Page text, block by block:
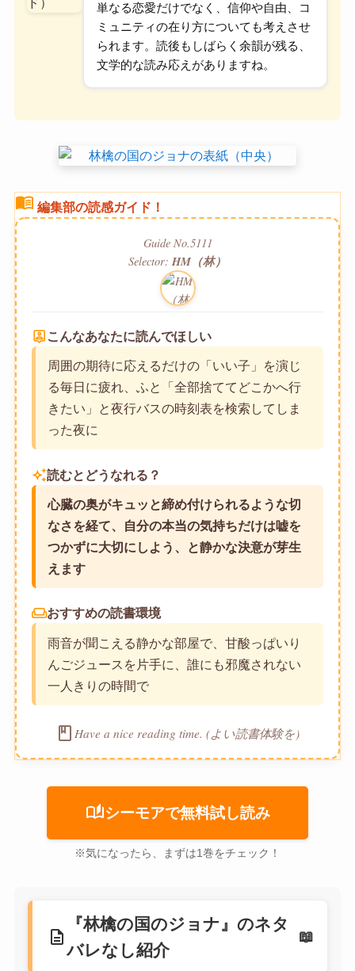
単なる恋愛だけでなく、信仰や自由、コ
ミュニティの在り方についても考えさせ
られます。読後もしばらく余韻が残る、
文学的な読み応えがありますね。
menu_book 編集部の読感ガイド！
Guide No.5111
Selector: HM（林）
person_pin こんなあなたに読んでほしい
周囲の期待に応えるだけの「いい子」を演じ
る毎日に疲れ、ふと「全部捨ててどこかへ行
きたい」と夜行バスの時刻表を検索してしま
った夜に
auto_awesome読むとどうなれる？
心臓の奥がキュッと締め付けられるような切
なさを経て、自分の本当の気持ちだけは嘘を
つかずに大切にしよう、と静かな決意が芽生
えます
weekendおすすめの読書環境
雨音が聞こえる静かな部屋で、甘酸っぱいり
んごジュースを片手に、誰にも邪魔されない
一人きりの時間で
book Have a nice reading time. (よい読書体験を)
auto_storiesシーモアで無料試し読み
※気になったら、まずは1巻をチェック！
description
『林檎の国のジョナ』のネタ
バレなし紹介